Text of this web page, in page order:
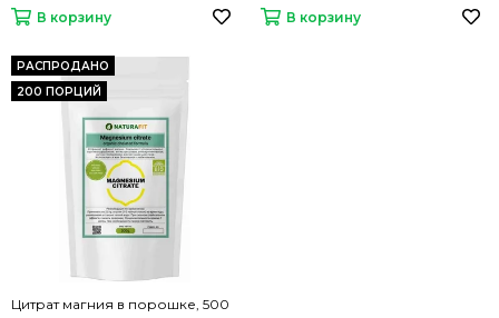
В корзину В корзину
РАСПРОДАНО
200 ПОРЦИЙ
Цитрат магния в порошке, 500